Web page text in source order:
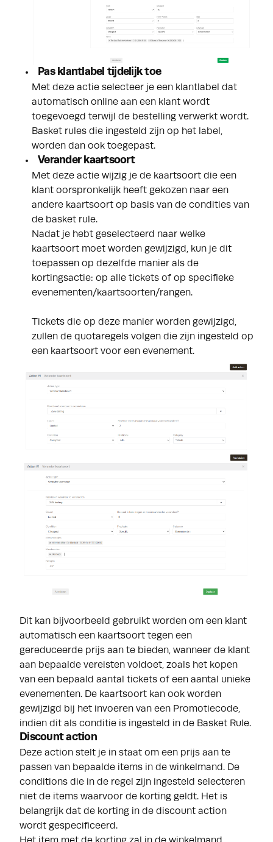
Pas klantlabel tijdelijk toe
Met deze actie selecteer je een klantlabel dat
automatisch online aan een klant wordt
toegevoegd terwijl de bestelling verwerkt wordt.
Basket rules die ingesteld zijn op het label,
worden dan ook toegepast.
Verander kaartsoort
Met deze actie wijzig je de kaartsoort die een
klant oorspronkelijk heeft gekozen naar een
andere kaartsoort op basis van de condities van
de basket rule.
Nadat je hebt geselecteerd naar welke
kaartsoort moet worden gewijzigd, kun je dit
toepassen op dezelfde manier als de
kortingsactie: op alle tickets of op specifieke
evenementen/kaartsoorten/rangen.
Tickets die op deze manier worden gewijzigd,
zullen de quotaregels volgen die zijn ingesteld op
een kaartsoort voor een evenement.
Dit kan bijvoorbeeld gebruikt worden om een klant
automatisch een kaartsoort tegen een
gereduceerde prijs aan te bieden, wanneer de klant
aan bepaalde vereisten voldoet, zoals het kopen
van een bepaald aantal tickets of een aantal unieke
evenementen. De kaartsoort kan ook worden
gewijzigd bij het invoeren van een Promotiecode,
indien dit als conditie is ingesteld in de Basket Rule.
Discount action
Deze action stelt je in staat om een prijs aan te
passen van bepaalde items in de winkelmand. De
conditions die in de regel zijn ingesteld selecteren
niet de items waarvoor de korting geldt. Het is
belangrijk dat de korting in de discount action
wordt gespecificeerd.